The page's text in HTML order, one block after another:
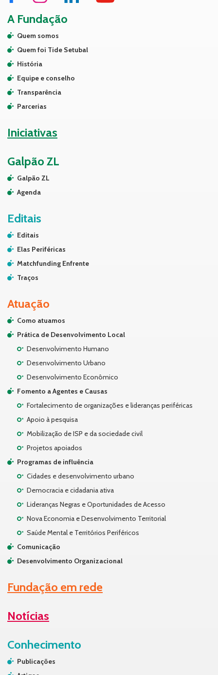
A Fundação
Quem somos
Quem foi Tide Setubal
História
Equipe e conselho
Transparência
Parcerias
Iniciativas
Galpão ZL
Galpão ZL
Agenda
Editais
Editais
Elas Periféricas
Matchfunding Enfrente
Traços
Atuação
Como atuamos
Prática de Desenvolvimento Local
Desenvolvimento Humano
Desenvolvimento Urbano
Desenvolvimento Econômico
Fomento a Agentes e Causas
Fortalecimento de organizações e lideranças periféricas
Apoio à pesquisa
Mobilização de ISP e da sociedade civil
Projetos apoiados
Programas de influência
Cidades e desenvolvimento urbano
Democracia e cidadania ativa
Lideranças Negras e Oportunidades de Acesso
Nova Economia e Desenvolvimento Territorial
Saúde Mental e Territórios Periféricos
Comunicação
Desenvolvimento Organizacional
Fundação em rede
Notícias
Conhecimento
Publicações